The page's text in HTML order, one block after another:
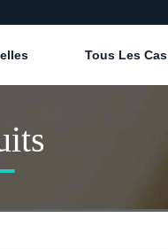
Tous Les Cas